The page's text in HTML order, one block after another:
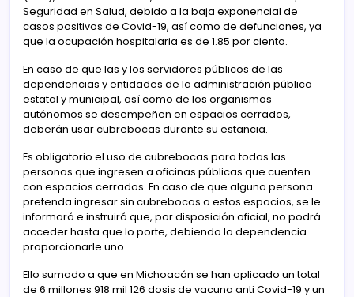
Seguridad en Salud, debido a la baja exponencial de
casos positivos de Covid-19, así como de defunciones, ya
que la ocupación hospitalaria es de 1.85 por ciento.
En caso de que las y los servidores públicos de las
dependencias y entidades de la administración pública
estatal y municipal, así como de los organismos
autónomos se desempeñen en espacios cerrados,
deberán usar cubrebocas durante su estancia.
Es obligatorio el uso de cubrebocas para todas las
personas que ingresen a oficinas públicas que cuenten
con espacios cerrados. En caso de que alguna persona
pretenda ingresar sin cubrebocas a estos espacios, se le
informará e instruirá que, por disposición oficial, no podrá
acceder hasta que lo porte, debiendo la dependencia
proporcionarle uno.
Ello sumado a que en Michoacán se han aplicado un total
de 6 millones 918 mil 126 dosis de vacuna anti Covid-19 y un